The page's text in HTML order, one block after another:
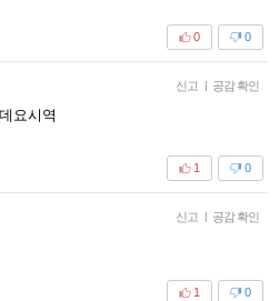
0
0
신고 | 공감 확인
요시역
0
1
신고 | 공감 확인
0
1